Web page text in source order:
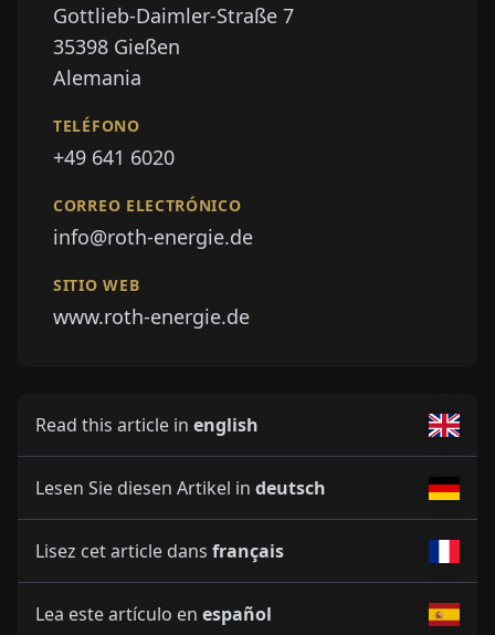
Gottlieb-Daimler-Straße 7
35398 Gießen
Alemania
TELÉFONO
+49 641 6020
CORREO ELECTRÓNICO
info@roth-energie.de
SITIO WEB
www.roth-energie.de
Read this article in english
Lesen Sie diesen Artikel in deutsch
Lisez cet article dans français
Lea este artículo en español